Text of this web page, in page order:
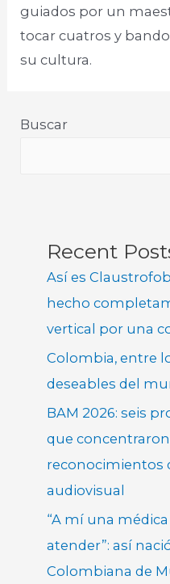
guiados por un
tocar cuatros y
su cultura.
Buscar
Recent
Así es
hecho
vertical por una
Colombia, entre
deseables del
BAM 2026: seis
que
reconocimientos
audiovisual
“A mí una
atender”: así
Colombiana de